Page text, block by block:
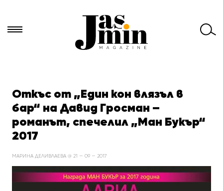
за:Откъс от „Един кон влязъл в
бар“ на Давид Гросман –
романът, спечелил „Ман Букър“
2017
МАРИНА ДЕЛИВЛАЕВА @ 21 — 09 — 2017